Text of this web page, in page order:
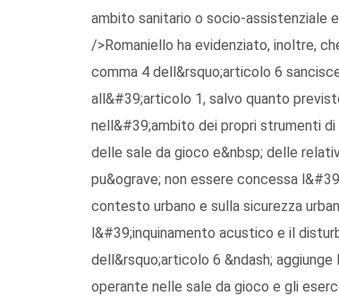
ambito sanitario o socio-
/>Romaniello ha evidenziato, inoltre,
comma 4 dell&rsquo;articolo 6
all&#39;articolo 1, salvo quanto
nell&#39;ambito dei propri strumenti
delle sale da gioco e&nbsp; delle
pu&ograve; non essere concessa
contesto urbano e sulla sicurezza
l&#39;inquinamento acustico e il
dell&rsquo;articolo 6 &ndash;
operante nelle sale da gioco e gli